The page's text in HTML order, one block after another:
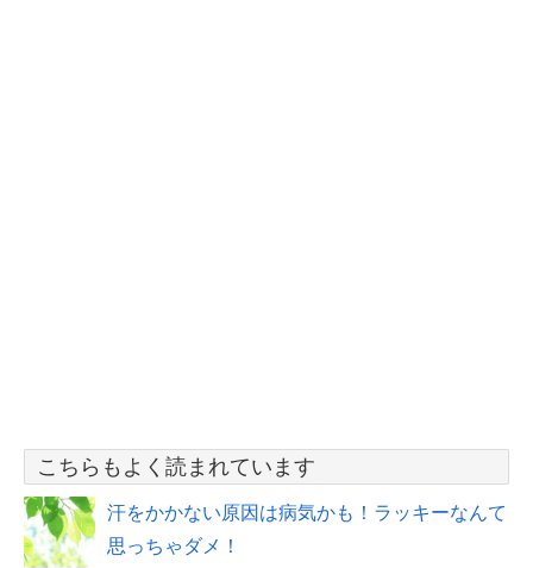
こちらもよく読まれています
汗をかかない原因は病気かも！ラッキーなんて
思っちゃダメ！